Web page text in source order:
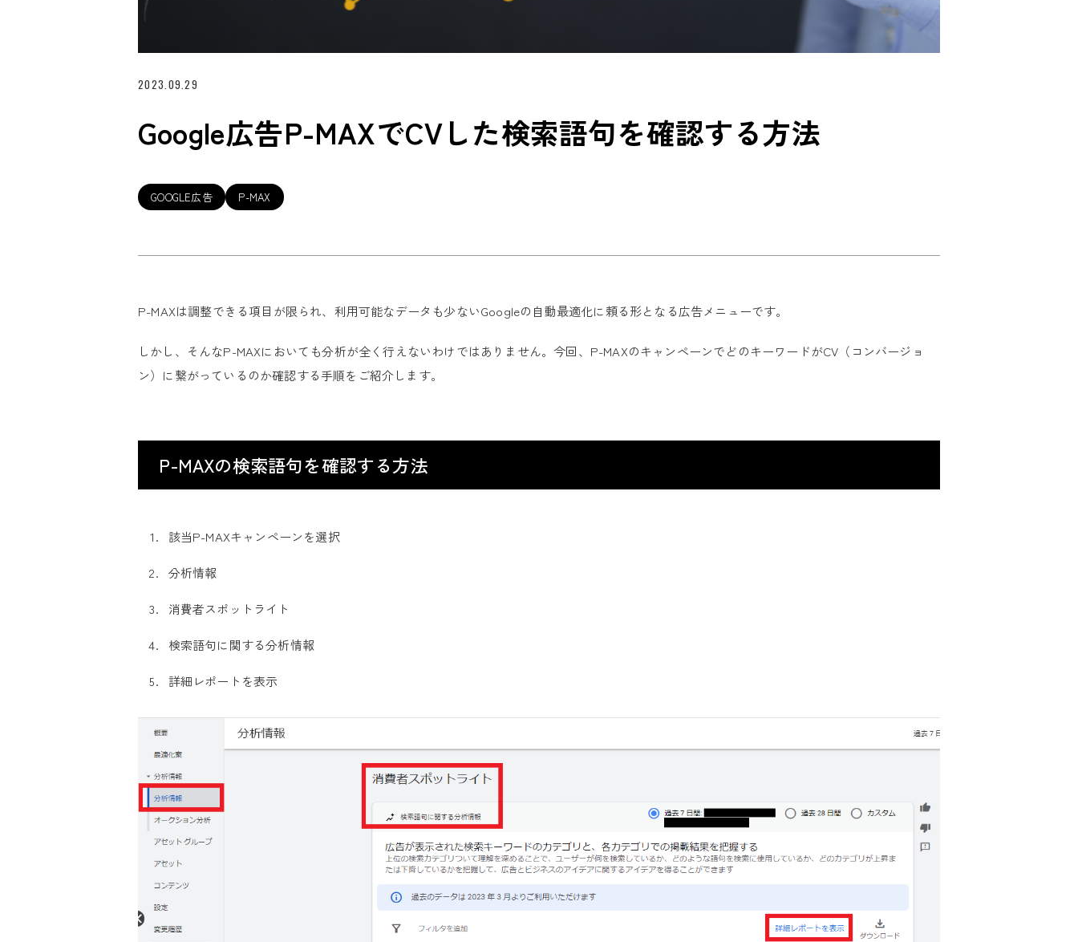
2023.09.29
Google広告P-MAXでCVした検索語句を確認する方法
GOOGLE広告 P-MAX
P-MAXは調整できる項目が限られ、利用可能なデータも少ないGoogleの自動最適化に頼る形となる広告メニューです。
しかし、そんなP-MAXにおいても分析が全く行えないわけではありません。今回、P-MAXのキャンペーンでどのキーワードがCV（コンバージョ
ン）に繋がっているのか確認する手順をご紹介します。
P-MAXの検索語句を確認する方法
該当P-MAXキャンペーンを選択
分析情報
消費者スポットライト
検索語句に関する分析情報
詳細レポートを表示